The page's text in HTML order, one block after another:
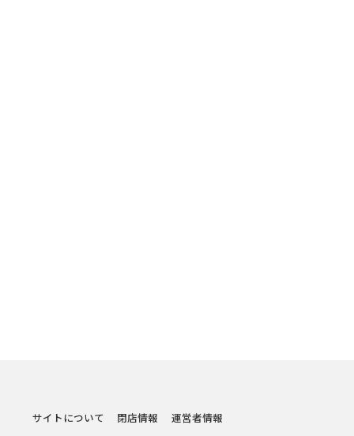
サイトについて 閉店情報 運営者情報